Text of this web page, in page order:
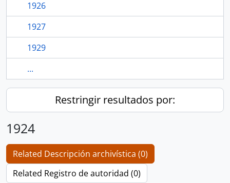
1926
1927
1929
...
Restringir resultados por:
1924
Related Descripción archivística (0)
Related Registro de autoridad (0)